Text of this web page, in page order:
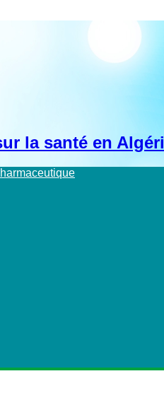
la santé en